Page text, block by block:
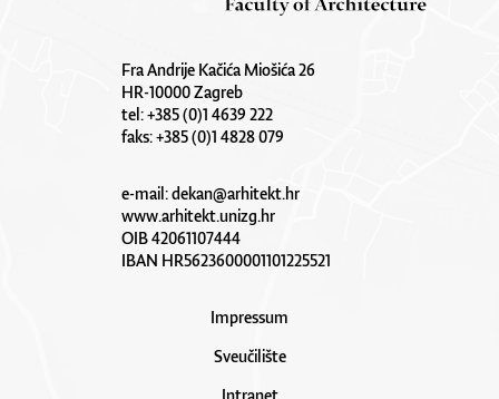
Fra Andrije Kačića Miošića 26
HR-10000 Zagreb
tel: +385 (0)1 4639 222
faks: +385 (0)1 4828 079
e-mail:dekan@arhitekt.hr
www.arhitekt.unizg.hr
OIB 42061107444
IBAN HR5623600001101225521
Impressum
Sveučilište